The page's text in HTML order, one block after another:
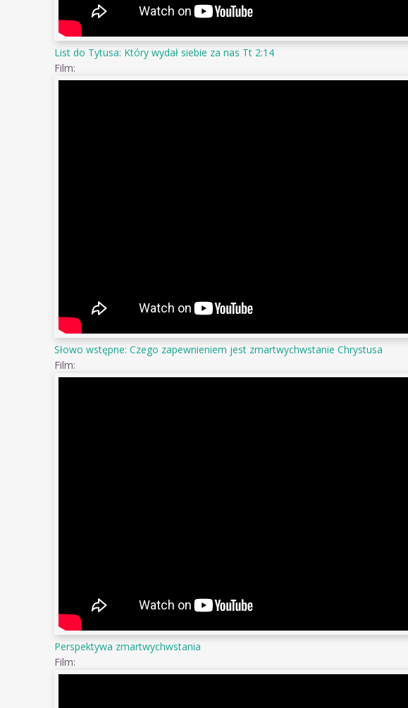
List do Tytusa: Który wydał siebie za nas Tt 2:14
Film:
Słowo wstępne: Czego zapewnieniem jest zmartwychwstanie Chrystusa
Film:
Perspektywa zmartwychwstania
Film: